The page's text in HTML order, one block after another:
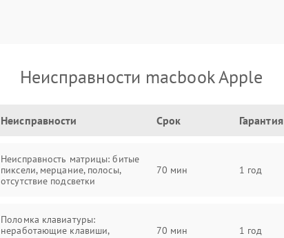
Неисправности macbook Apple
Неисправности Срок Гарантия
Неисправность матрицы: битые
пиксели, мерцание, полосы,
отсутствие подсветки
70 мин 1 год
Поломка клавиатуры:
неработающие клавиши,
70 мин 1 год